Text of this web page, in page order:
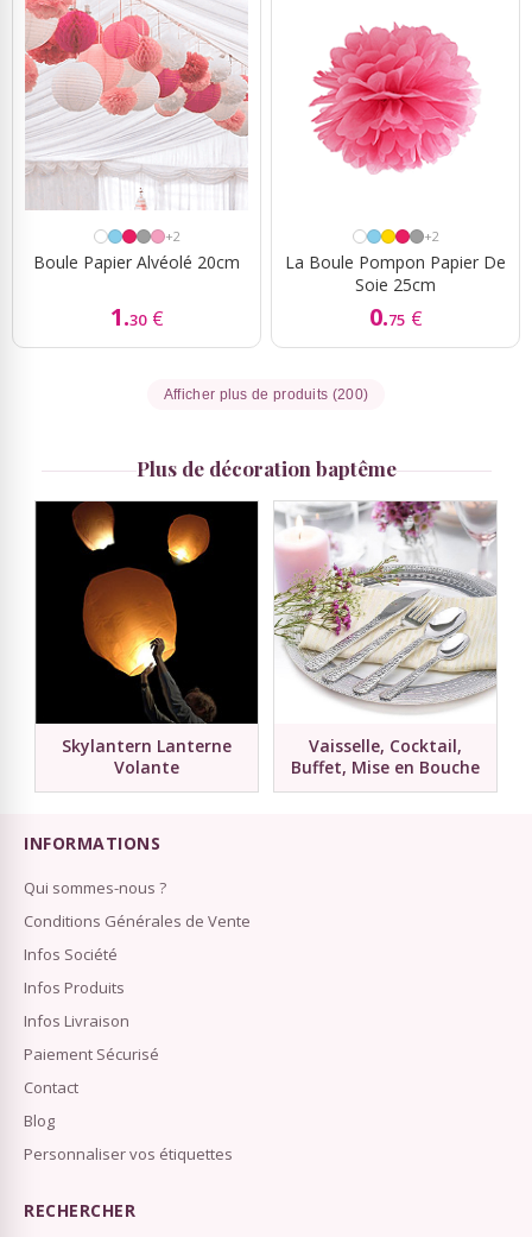
+2
Boule Papier Alvéolé 20cm
1.30 €
+2
La Boule Pompon Papier De
Soie 25cm
0.75 €
Afficher plus de produits (200)
Plus de décoration baptême
Skylantern Lanterne
Volante
Vaisselle, Cocktail,
Buffet, Mise en Bouche
INFORMATIONS
Qui sommes-nous ?
Conditions Générales de Vente
Infos Société
Infos Produits
Infos Livraison
Paiement Sécurisé
Contact
Blog
Personnaliser vos étiquettes
RECHERCHER